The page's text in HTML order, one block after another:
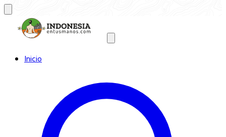
Inicio